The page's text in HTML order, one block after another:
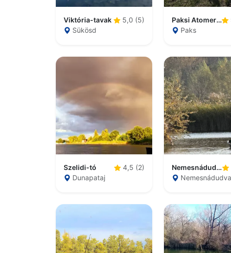
Viktória-tavak
5,0 (5)
Sükösd
Paksi Atomerőmű Horgásztó
Paks
Szelidi-tó
4,5 (2)
Dunapataj
Nemesnádudvari Tőzeges Tó